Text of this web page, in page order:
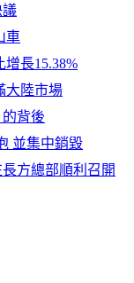
議
車
長15.38%
大陸市場
背後
並集中銷毀
方總部順利召開